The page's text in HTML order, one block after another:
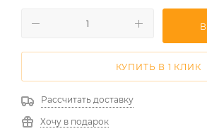
КУПИТЬ В 1 КЛИК
Рассчитать доставку
Хочу в подарок